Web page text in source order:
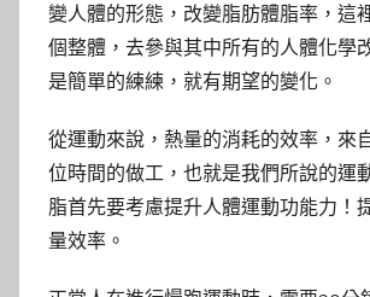
變人體的形態，改變脂肪體脂率，這
個整體，去參與其中所有的人體化學
是簡單的練練，就有期望的變化。
從運動來說，熱量的消耗的效率，來
位時間的做工，也就是我們所說的運
脂首先要考慮提升人體運動功能力！
量效率。